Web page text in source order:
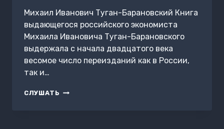
Михаил Иванович Туган-Барановский Книга
выдающегося российского экономиста
Михаила Ивановича Туган-Барановского
выдержала с начала двадцатого века
весомое число переизданий как в России,
так и…
СЛУШАТЬ ТЕОРЕТИЧЕСКИЕ